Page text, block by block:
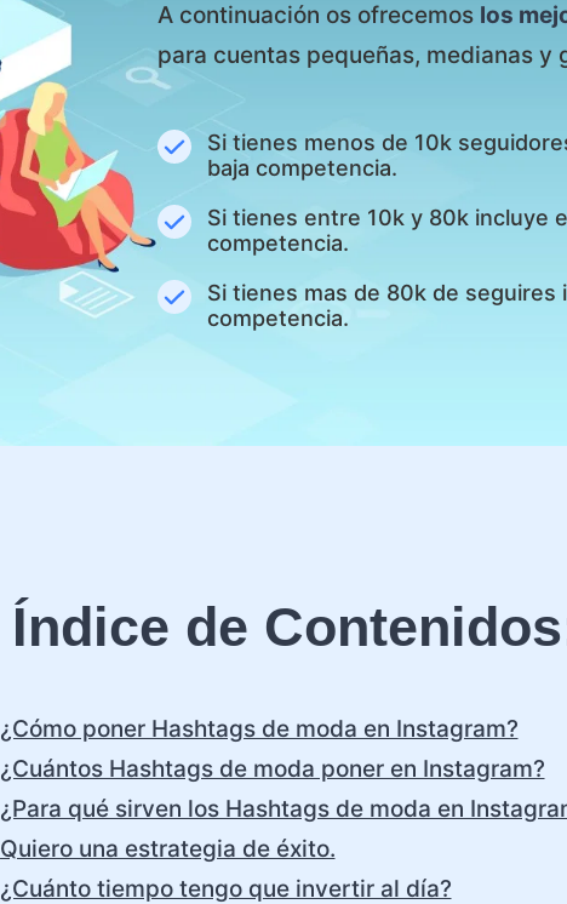
A continuación os ofrecemos los
para cuentas pequeñas, medianas y
Si tienes menos de 10k
baja competencia.
Si tienes entre 10k y 80k incluye
competencia.
Si tienes mas de 80k de seguires
competencia.
Índice de
¿Cómo poner Hashtags de moda en Instagram?
¿Cuántos Hashtags de moda poner en Instagram?
¿Para qué sirven los Hashtags de moda en
Quiero una estrategia de éxito.
¿Cuánto tiempo tengo que invertir al día?